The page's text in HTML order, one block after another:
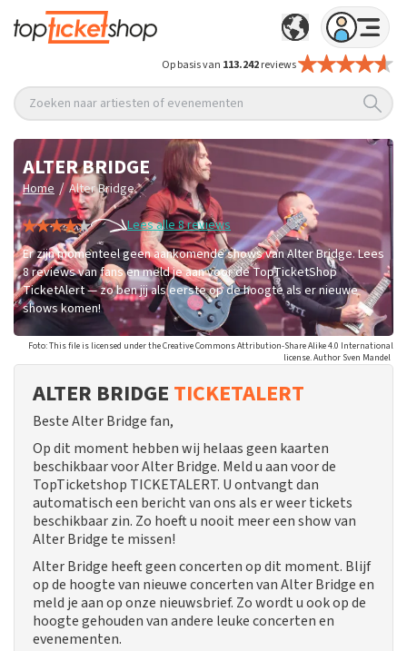
Op basis van 113.242reviews
Zoeken naar artiesten of evenementen
ALTER BRIDGE
Home / Alter Bridge
Lees alle 8 reviews
Er zijn momenteel geen aankomende shows van Alter Bridge. Lees
8 reviews van fans en meld je aan voor de TopTicketShop
TicketAlert — zo ben jij als eerste op de hoogte als er nieuwe
shows komen!
Foto: This file is licensed under the Creative Commons Attribution-Share Alike 4.0 International
license. Author Sven Mandel
ALTER BRIDGE TICKETALERT
Beste Alter Bridge fan,
Op dit moment hebben wij helaas geen kaarten
beschikbaar voor Alter Bridge. Meld u aan voor de
TopTicketshop TICKETALERT. U ontvangt dan
automatisch een bericht van ons als er weer tickets
beschikbaar zin. Zo hoeft u nooit meer een show van
Alter Bridge te missen!
Alter Bridge heeft geen concerten op dit moment. Blijf
op de hoogte van nieuwe concerten van Alter Bridge en
meld je aan op onze nieuwsbrief. Zo wordt u ook op de
hoogte gehouden van andere leuke concerten en
evenementen.